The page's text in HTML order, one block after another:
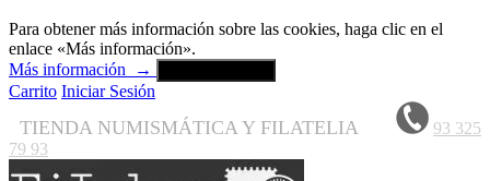
Para obtener más información sobre las cookies, haga clic en el
enlace «Más información».
Más información
→
Carrito Iniciar Sesión
TIENDA NUMISMÁTICA Y FILATELIA
93 325
79 93